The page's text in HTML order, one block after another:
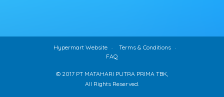
Hypermart Website
Terms & Conditions
FAQ
© 2017 PT MATAHARI PUTRA PRIMA TBK,
All Rights Reserved.